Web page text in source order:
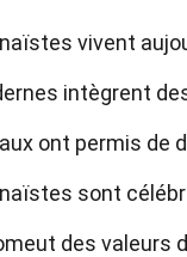
vivent
intègrent
ont permis
sont
des valeurs